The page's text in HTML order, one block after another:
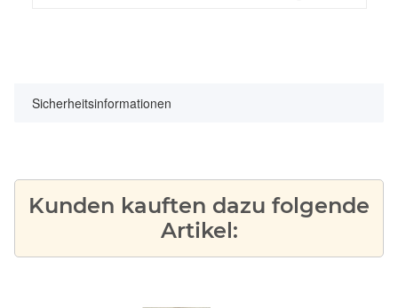
Sicherheitsinformationen
Kunden kauften dazu folgende
Artikel: